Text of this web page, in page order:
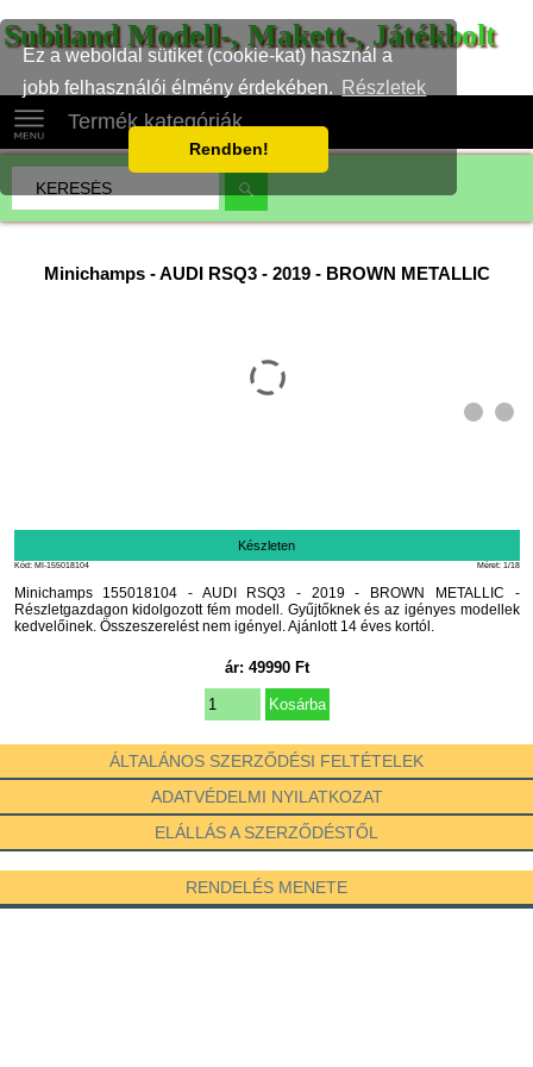
Ez a weboldal sütiket (cookie-kat) használ a
jobb felhasználói élmény érdekében.
Részletek
Rendben!
Subiland Modell-, Makett-, Játékbolt
Termék kategóriák
Minichamps-AUDI RSQ3 - 2019 - BROWN METALLIC
Készleten
Méret: 1/18
Kód: MI-155018104
Minichamps 155018104 - AUDI RSQ3 - 2019 - BROWN METALLIC -
Részletgazdagon kidolgozott fém modell. Gyűjtőknek és az igényes modellek
kedvelőinek. Összeszerelést nem igényel. Ajánlott 14 éves kortól.
ár: 49990Ft
ÁLTALÁNOS SZERZŐDÉSI FELTÉTELEK
ADATVÉDELMI NYILATKOZAT
ELÁLLÁS A SZERZŐDÉSTŐL
RENDELÉS MENETE